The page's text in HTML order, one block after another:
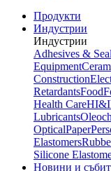
Продукти
Индустрии
Индустрии
Adhesives &
Equipment
Construction
RetardantsFood
Health CareHI&I
Lubricants
OpticalPaper
Elastomers
Silicone
Новини и